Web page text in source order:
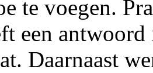
te voegen.
een
Daarnaast